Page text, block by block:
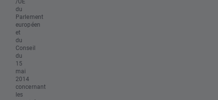
du
Parlement
européen
et
du
Conseil
du
15
mai
2014
concernant
les